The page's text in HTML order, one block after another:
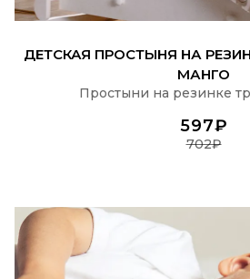
ПОДРОБНЕЕ
ДЕТСКАЯ ПРОСТЫНЯ НА
МАНГО
Простыни на резинке
597₽
702₽